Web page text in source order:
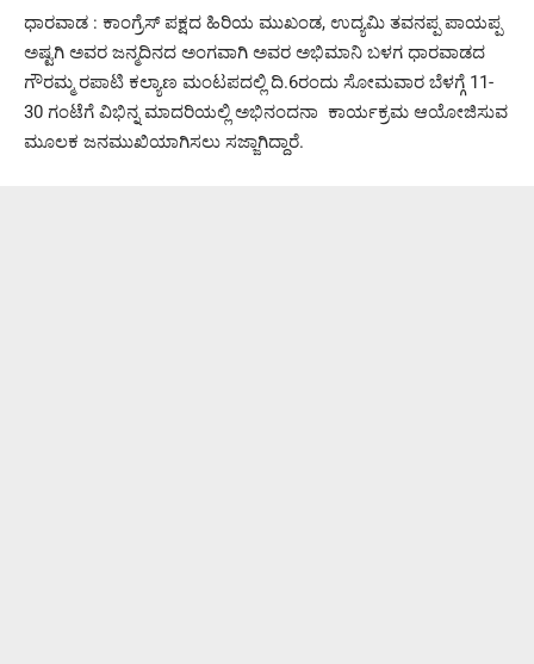
ಧಾರವಾಡ : ಕಾಂಗ್ರೆಸ್ ಪಕ್ಷದ ಹಿರಿಯ ಮುಖಂಡ, ಉದ್ಯಮಿ ತವನಪ್ಪ ಪಾಯಪ್ಪ
ಅಷ್ಟಗಿ ಅವರ ಜನ್ಮದಿನದ ಅಂಗವಾಗಿ ಅವರ ಅಭಿಮಾನಿ ಬಳಗ ಧಾರವಾಡದ
ಗೌರಮ್ಮ ರಪಾಟಿ ಕಲ್ಯಾಣ ಮಂಟಪದಲ್ಲಿ ದಿ.6ರಂದು ಸೋಮವಾರ ಬೆಳಗ್ಗೆ 11-
30 ಗಂಟೆಗೆ ವಿಭಿನ್ನ ಮಾದರಿಯಲ್ಲಿ ಅಭಿನಂದನಾ ಕಾರ್ಯಕ್ರಮ ಆಯೋಜಿಸುವ
ಮೂಲಕ ಜನಮುಖಿಯಾಗಿಸಲು ಸಜ್ಜಾಗಿದ್ದಾರೆ.